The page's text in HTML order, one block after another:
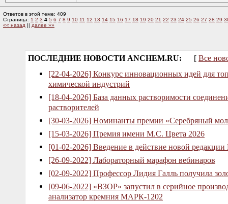
Ответов в этой теме: 409
Страница: 1 2 3 4 5 6 7 8 9 10 11 12 13 14 15 16 17 18 19 20 21 22 23 24 25 26 27 28 29
«« назад || далее »»
ПОСЛЕДНИЕ НОВОСТИ ANCHEM.RU: [ Все
[22-04-2026] Конкурс инновационных идей для
химической индустрий
[18-04-2026] База данных растворимости
растворителей
[30-03-2026] Номинанты премии «Серебряный
[15-03-2026] Премия имени М.С. Цвета 2026
[01-02-2026] Введение в действие новой
[26-09-2022] Лабораторный марафон вебинаров
[02-09-2022] Профессор Лидия Галль получила
[09-06-2022] «ВЗОР» запустил в серийное
анализатор кремния МАРК-1202